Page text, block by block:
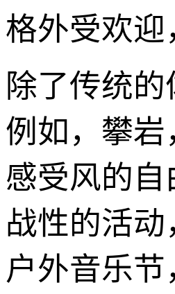
格外受欢
除了传统
例如，攀
感受风的
战性的活
户外音乐